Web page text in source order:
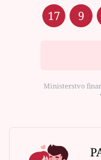
17 9
Ministerstvo